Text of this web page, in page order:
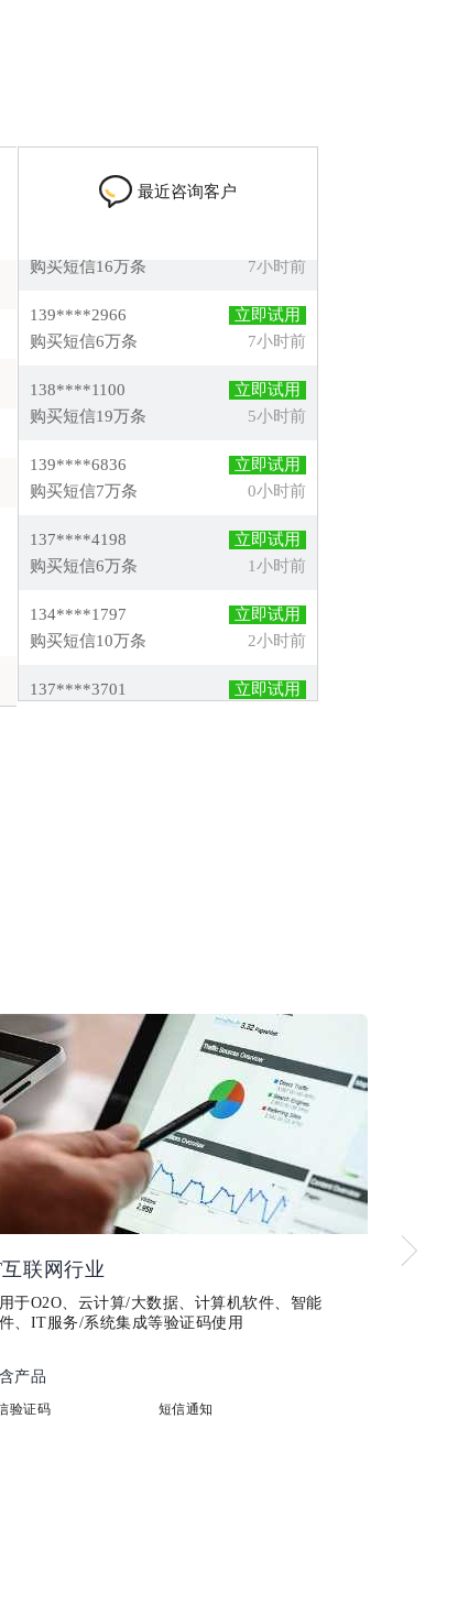
最近咨询客户
购买短信6万条
7小时前
购买短信19万条
5小时前
购买短信7万条
0小时前
购买短信6万条
1小时前
购买短信10万条
2小时前
购买短信10万条
7小时前
158****1841
立即试用
购买短信1万条
5小时前
158****1698
立即试用
购买短信16万条
培训行业
于学校、幼儿园、培训机构、宣传推广、招生
、上课通知、作业通知等
场景
开学
课间通知